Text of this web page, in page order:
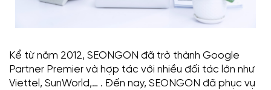
Kể từ năm 2012, SEONGON đã trở thành Google
Partner Premier và hợp tác với nhiều đối tác lớn như
Viettel, SunWorld,… . Đến nay, SEONGON đã phục vụ